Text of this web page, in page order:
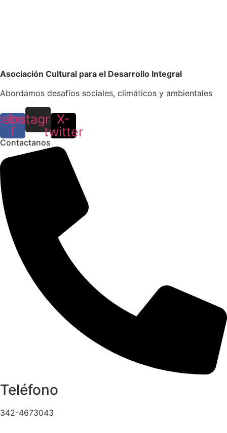
Asociación Cultural para el Desarrollo Integral
Abordamos desafíos sociales, climáticos y ambientales
f
Instagram
X-
twitter
Contactanos
Teléfono
342-4673043